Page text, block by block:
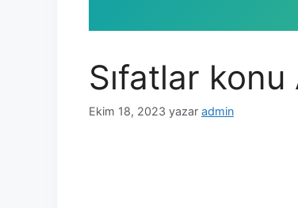
Sıfatlar konu
Ekim 18, 2023 yazar admin